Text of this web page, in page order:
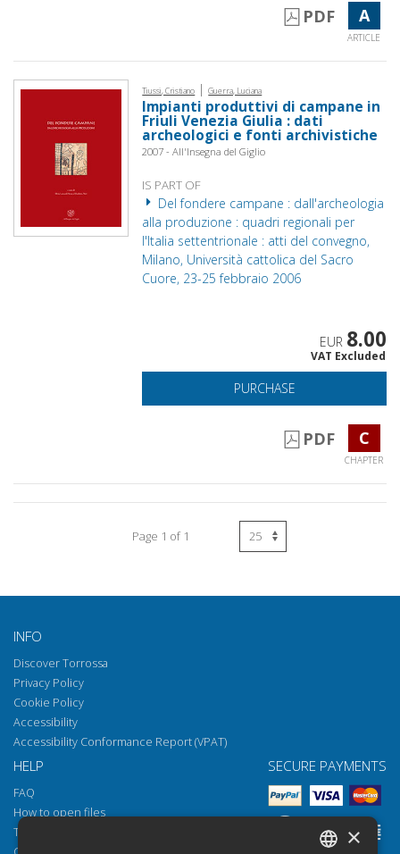
PDF A
ARTICLE
Tiussi, Cristiano | Guerra, Luciana
Impianti produttivi di campane in
Friuli Venezia Giulia : dati
archeologici e fonti archivistiche
2007 - All'Insegna del Giglio
IS PART OF
Del fondere campane : dall'archeologia
alla produzione : quadri regionali per
l'Italia settentrionale : atti del convegno,
Milano, Università cattolica del Sacro
Cuore, 23-25 febbraio 2006
EUR 8.00
VAT Excluded
PURCHASE
PDF C
CHAPTER
Page 1 of 1
INFO
Discover Torrossa
Privacy Policy
Cookie Policy
Accessibility
Accessibility Conformance Report (VPAT)
HELP
FAQ
How to open files
Torrossa Reader
SECURE PAYMENTS
×